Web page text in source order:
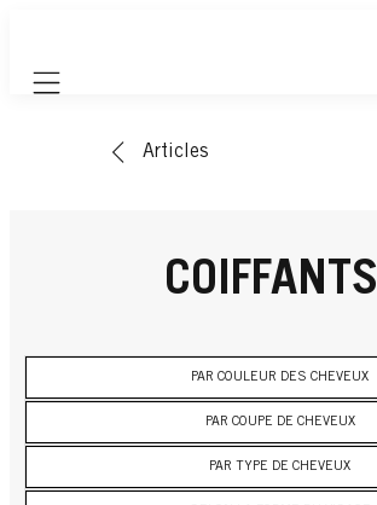
Mobile navigation
Articles
COIFFANTS
PAR COULEUR DES CHEVEUX
PAR COUPE DE CHEVEUX
PAR TYPE DE CHEVEUX